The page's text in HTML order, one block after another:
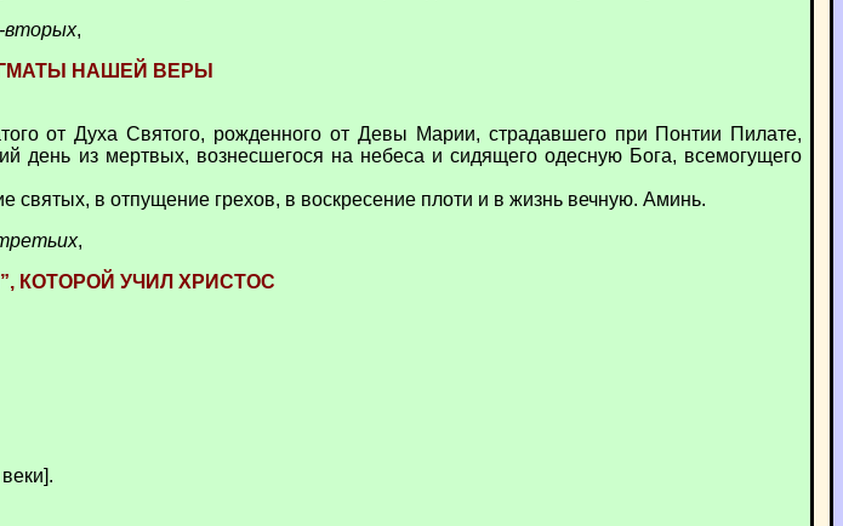
вторых,
НАШЕЙ ВЕРЫ
от Духа Святого, рожденного от Девы Марии, страдавшего при Понтии Пилате,
день из мертвых, вознесшегося на небеса и сидящего одесную Бога, всемогущего
в отпущение грехов, в воскресение плоти и в жизнь вечную. Аминь.
,
КОТОРОЙ УЧИЛ ХРИСТОС